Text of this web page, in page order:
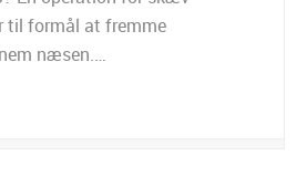
formål at fremme
næsen.…